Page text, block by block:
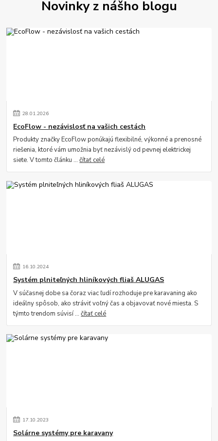
Novinky z nášho blogu
28.01.2026
EcoFlow - nezávislosť na vašich cestách
Produkty značky EcoFlow ponúkajú flexibilné, výkonné a prenosné
riešenia, ktoré vám umožnia byť nezávislý od pevnej elektrickej
siete. V tomto článku ...čítať celé
16.10.2024
Systém plniteľných hliníkových fliaš ALUGAS
V súčasnej dobe sa čoraz viac ľudí rozhoduje pre karavaning ako
ideálny spôsob, ako stráviť voľný čas a objavovať nové miesta. S
týmto trendom súvisí ...čítať celé
17.10.2023
Solárne systémy pre karavany